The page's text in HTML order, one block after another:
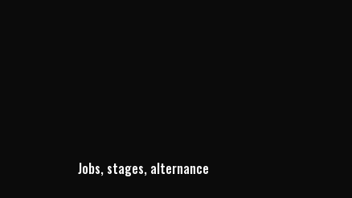
Jobs, stages, alternance